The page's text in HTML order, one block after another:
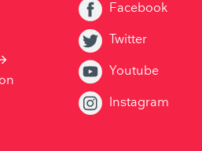
Facebook
Twitter
Youtube
Instagram